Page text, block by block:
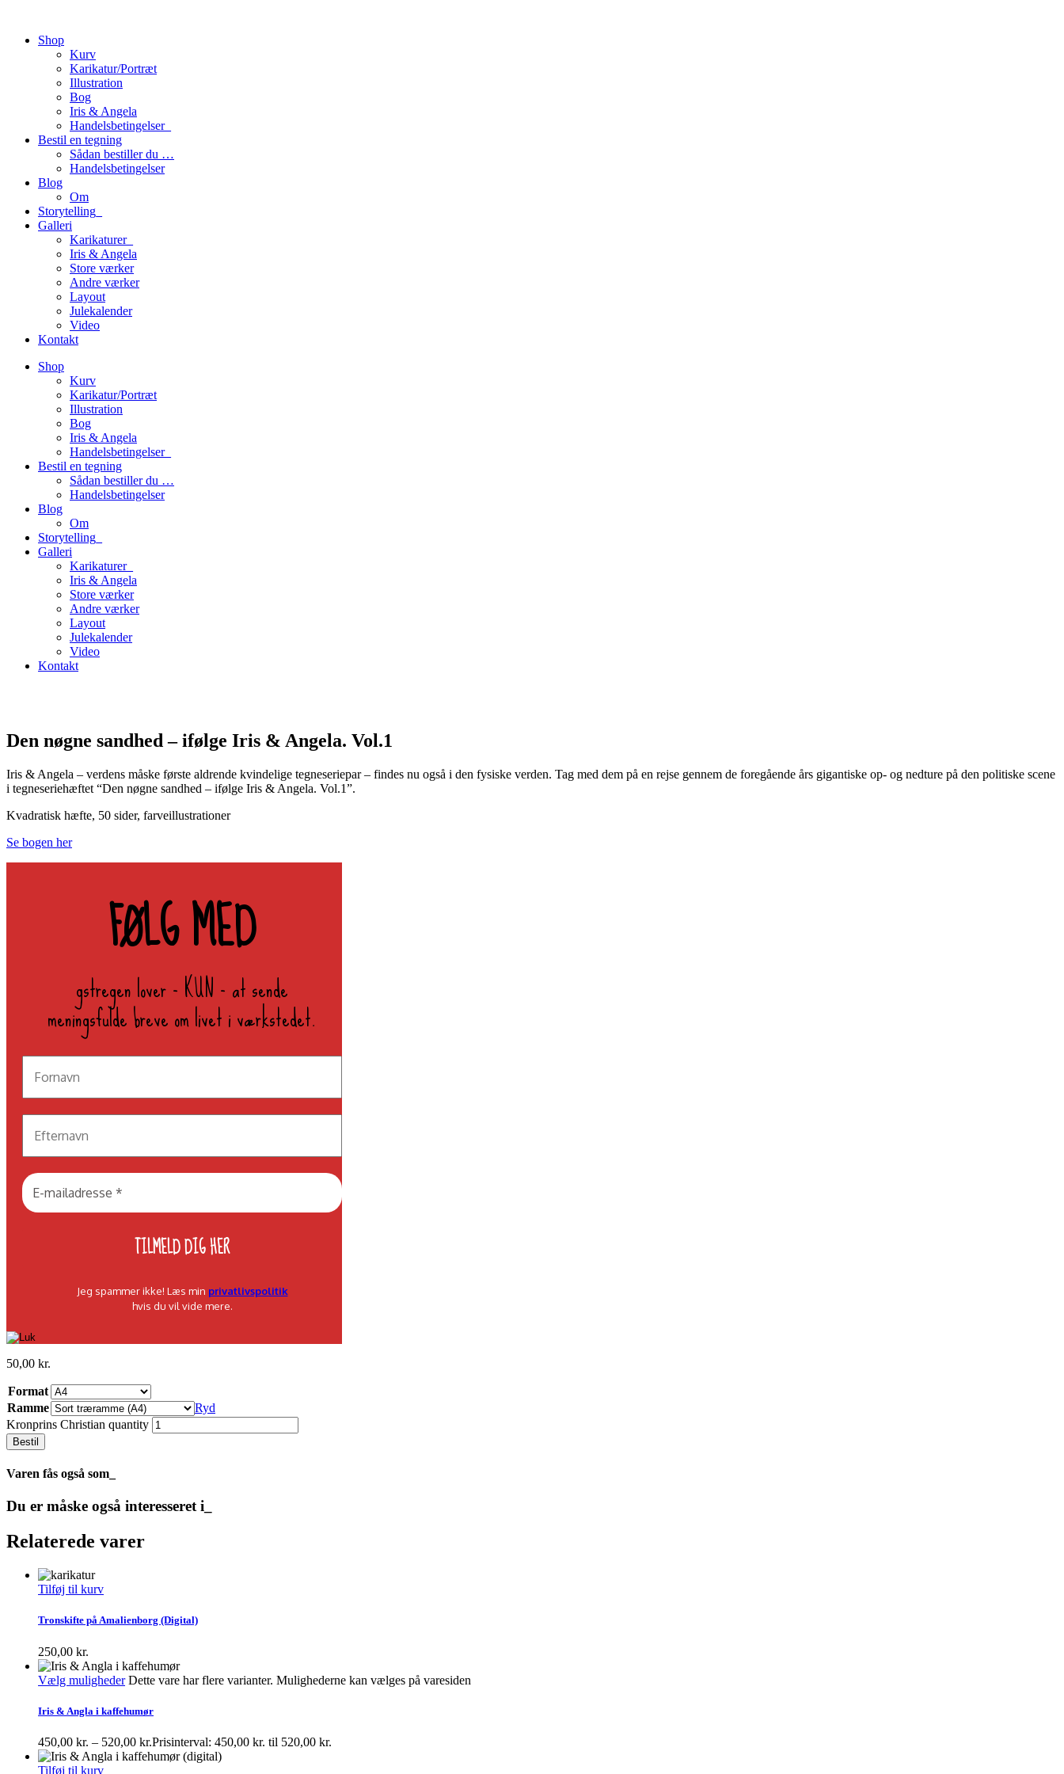
Shop
Kurv
Karikatur/Portræt
Illustration
Bog
Iris & Angela
Handelsbetingelser_
Bestil en tegning
Sådan bestiller du …
Handelsbetingelser
Blog
Om
Storytelling_
Galleri
Karikaturer_
Iris & Angela
Store værker
Andre værker
Layout
Julekalender
Video
Kontakt
Shop
Kurv
Karikatur/Portræt
Illustration
Bog
Iris & Angela
Handelsbetingelser_
Bestil en tegning
Sådan bestiller du …
Handelsbetingelser
Blog
Om
Storytelling_
Galleri
Karikaturer_
Iris & Angela
Store værker
Andre værker
Layout
Julekalender
Video
Kontakt
Den nøgne sandhed – ifølge Iris & Angela. Vol.1
Iris & Angela – verdens måske første aldrende kvindelige tegneseriepar – findes nu også i den fysiske verden. Tag med dem på en rejse gennem de foregående års gigantiske op- og nedture på den politiske scene
i tegneseriehæftet “Den nøgne sandhed – ifølge Iris & Angela. Vol.1”.
Kvadratisk hæfte, 50 sider, farveillustrationer
Se bogen her
FØLG MED
gstregen lover - KUN - at sende
meningsfulde breve om livet i værkstedet.
Jeg spammer ikke! Læs min privatlivspolitik
hvis du vil vide mere.
50,00 kr.
Format
Ramme
Ryd
Kronprins Christian quantity
Bestil
Varen fås også som_
Du er måske også interesseret i_
Relaterede varer
Tilføj til kurv
Tronskifte på Amalienborg (Digital)
250,00 kr.
Vælg muligheder Dette vare har flere varianter. Mulighederne kan vælges på varesiden
Iris & Angla i kaffehumør
450,00 kr. – 520,00 kr.Prisinterval: 450,00 kr. til 520,00 kr.
Tilføj til kurv